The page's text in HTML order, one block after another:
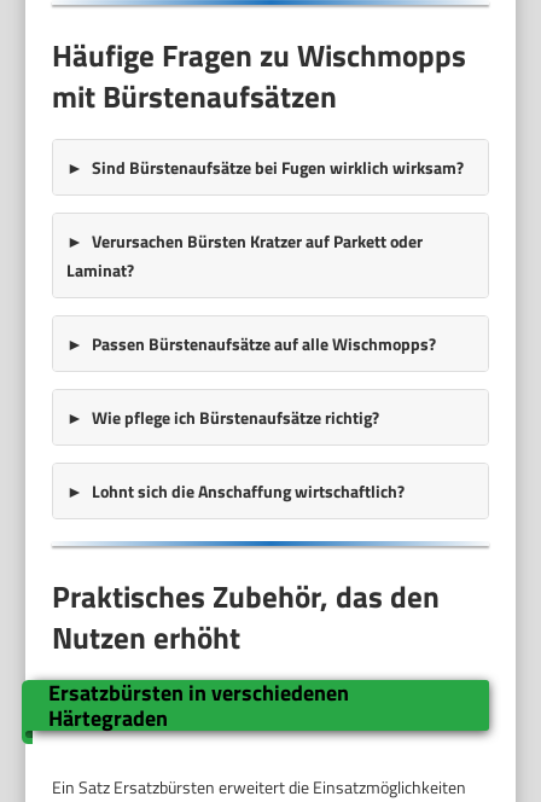
Häufige Fragen zu Wischmopps
mit Bürstenaufsätzen
Sind Bürstenaufsätze bei Fugen wirklich wirksam?
Verursachen Bürsten Kratzer auf Parkett oder
Laminat?
Passen Bürstenaufsätze auf alle Wischmopps?
Wie pflege ich Bürstenaufsätze richtig?
Lohnt sich die Anschaffung wirtschaftlich?
Praktisches Zubehör, das den
Nutzen erhöht
Ersatzbürsten in verschiedenen
Härtegraden
Ein Satz Ersatzbürsten erweitert die Einsatzmöglichkeiten